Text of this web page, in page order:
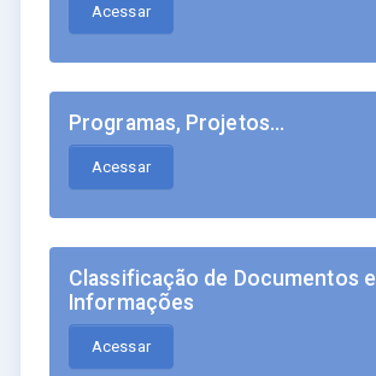
Acessar
Programas, Projetos...
Acessar
Classificação de Documentos e
Informações
Acessar